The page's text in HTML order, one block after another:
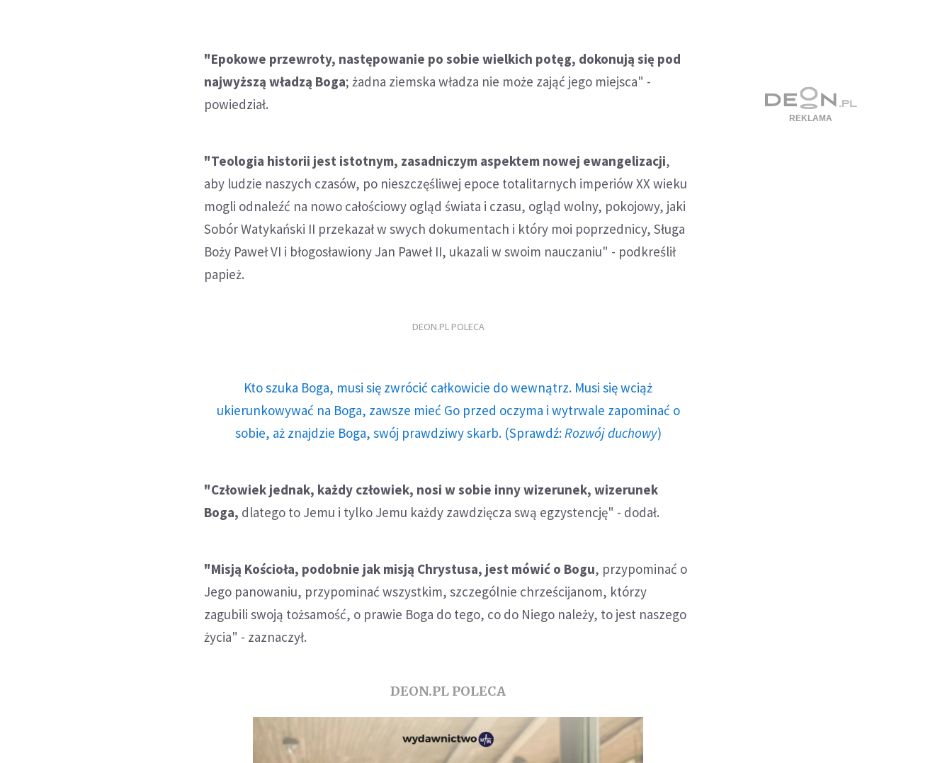
"Epokowe przewroty, następowanie po sobie wielkich potęg, dokonują się pod
najwyższą władzą Boga; żadna ziemska władza nie może zająć jego miejsca" -
powiedział.
"Teologia historii jest istotnym, zasadniczym aspektem nowej ewangelizacji,
aby ludzie naszych czasów, po nieszczęśliwej epoce totalitarnych imperiów XX wieku
mogli odnaleźć na nowo całościowy ogląd świata i czasu, ogląd wolny, pokojowy, jaki
Sobór Watykański II przekazał w swych dokumentach i który moi poprzednicy, Sługa
Boży Paweł VI i błogosławiony Jan Paweł II, ukazali w swoim nauczaniu" - podkreślił
papież.
DEON.PL POLECA
Kto szuka Boga, musi się zwrócić całkowicie do wewnątrz. Musi się wciąż
ukierunkowywać na Boga, zawsze mieć Go przed oczyma i wytrwale zapominać o
sobie, aż znajdzie Boga, swój prawdziwy skarb. (Sprawdź: Rozwój duchowy)
"Człowiek jednak, każdy człowiek, nosi w sobie inny wizerunek, wizerunek
Boga, dlatego to Jemu i tylko Jemu każdy zawdzięcza swą egzystencję" - dodał.
"Misją Kościoła, podobnie jak misją Chrystusa, jest mówić o Bogu, przypominać o
Jego panowaniu, przypominać wszystkim, szczególnie chrześcijanom, którzy
zagubili swoją tożsamość, o prawie Boga do tego, co do Niego należy, to jest naszego
życia" - zaznaczył.
DEON.PL POLECA